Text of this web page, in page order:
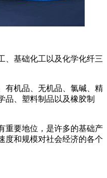
、基础化工以及化学化纤三
有机品、无机品、氯碱、精
品、塑料制品以及橡胶制
重要地位，是许多的基础产
度和规模对社会经济的各个